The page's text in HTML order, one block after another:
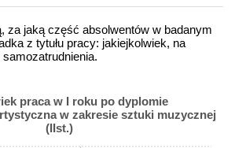
za jaką część absolwentów w badanym
z tytułu pracy: jakiejkolwiek, na
praca w I roku po dyplomie
w zakresie sztuki muzycznej
(IIst.)